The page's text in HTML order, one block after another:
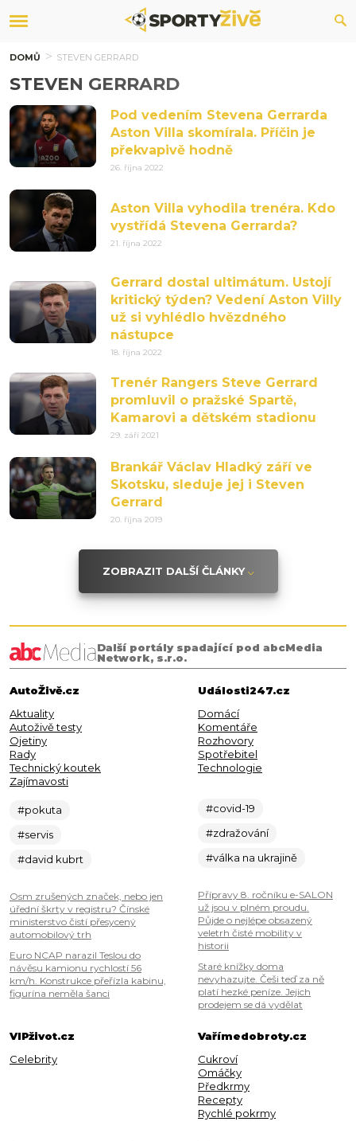
DOMŮ STEVEN GERRARD
STEVEN GERRARD
Pod vedením Stevena Gerrarda
Aston Villa skomírala. Příčin je
překvapivě hodně
26. října 2022
Aston Villa vyhodila trenéra. Kdo
vystřídá Stevena Gerrarda?
21. října 2022
Gerrard dostal ultimátum. Ustojí
kritický týden? Vedení Aston Villy
už si vyhlédlo hvězdného
nástupce
18. října 2022
Trenér Rangers Steve Gerrard
promluvil o pražské Spartě,
Kamarovi a dětském stadionu
29. září 2021
Brankář Václav Hladký září ve
Skotsku, sleduje jej i Steven
Gerrard
20. října 2019
ZOBRAZIT DALŠÍ ČLÁNKY
Další portály spadající pod abcMedia
Network, s.r.o.
AutoŽivě.cz
Aktuality
Autoživě testy
Ojetiny
Rady
Technický koutek
Zajímavosti
#pokuta
#servis
#david kubrt
Osm zrušených značek, nebo jen
úřední škrty v registru? Čínské
ministerstvo čistí přesycený
automobilový trh
Euro NCAP narazil Teslou do
návěsu kamionu rychlostí 56
km/h. Konstrukce přeřízla kabinu,
figurína neměla šanci
Události247.cz
Domácí
Komentáře
Rozhovory
Spotřebitel
Technologie
#covid-19
#zdražování
#válka na ukrajině
Přípravy 8. ročníku e-SALON
už jsou v plném proudu.
Půjde o nejlépe obsazený
veletrh čisté mobility v
historii
Staré knížky doma
nevyhazujte. Češi teď za ně
platí hezké peníze. Jejich
prodejem se dá vydělat
VIPživot.cz
Celebrity
Vařímedobroty.cz
Cukroví
Omáčky
Předkrmy
Recepty
Rychlé pokrmy